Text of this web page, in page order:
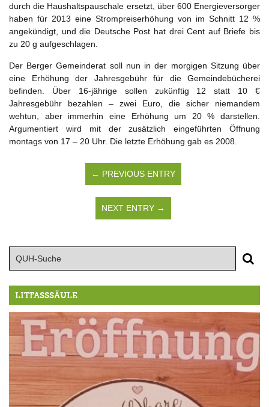
durch die Haushaltspauschale ersetzt, über 600 Energieversorger
haben für 2013 eine Strompreiserhöhung von im Schnitt 12 %
angekündigt, und die Deutsche Post hat drei Cent auf Briefe bis
zu 20 g aufgeschlagen.
Der Berger Gemeinderat soll nun in der morgigen Sitzung über
eine Erhöhung der Jahresgebühr für die Gemeindebücherei
befinden. Über 16-jährige sollen zukünftig 12 statt 10 €
Jahresgebühr bezahlen – zwei Euro, die sicher niemandem
wehtun, aber immerhin eine Erhöhung um 20 % darstellen.
Argumentiert wird mit der zusätzlich eingeführten Öffnung
montags von 17 – 20 Uhr. Die letzte Erhöhung gab es 2008.
← PREVIOUS ENTRY
NEXT ENTRY →
LITFASSSÄULE